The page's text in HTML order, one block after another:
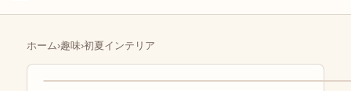
ホーム›趣味›初夏インテリア